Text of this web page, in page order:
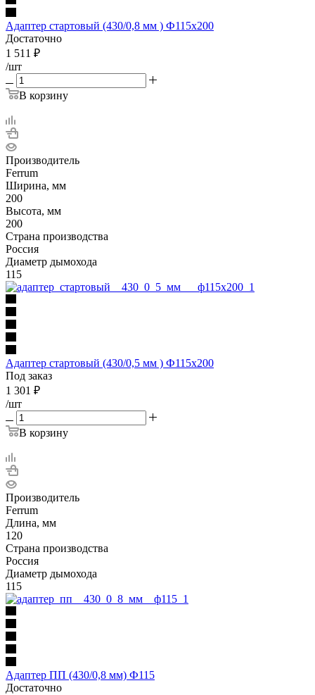
Адаптер стартовый (430/0,8 мм ) Ф115х200
Достаточно
1 511 ₽
/шт
В корзину
Производитель
Ferrum
Ширина, мм
200
Высота, мм
200
Страна производства
Россия
Диаметр дымохода
115
Адаптер стартовый (430/0,5 мм ) Ф115х200
Под заказ
1 301 ₽
/шт
В корзину
Производитель
Ferrum
Длина, мм
120
Страна производства
Россия
Диаметр дымохода
115
Адаптер ПП (430/0,8 мм) Ф115
Достаточно